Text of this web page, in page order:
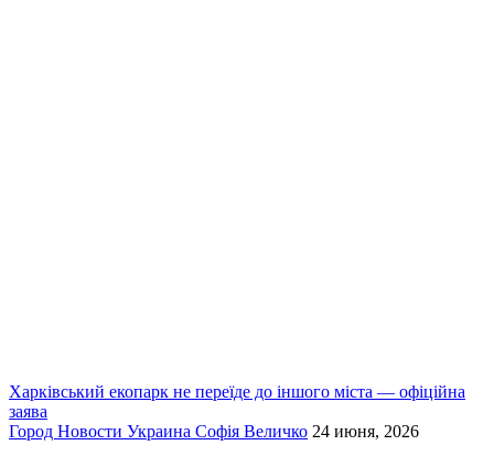
Харківський екопарк не переїде до іншого міста — офіційна
заява
Город Новости Украина Софія Величко 24 июня, 2026